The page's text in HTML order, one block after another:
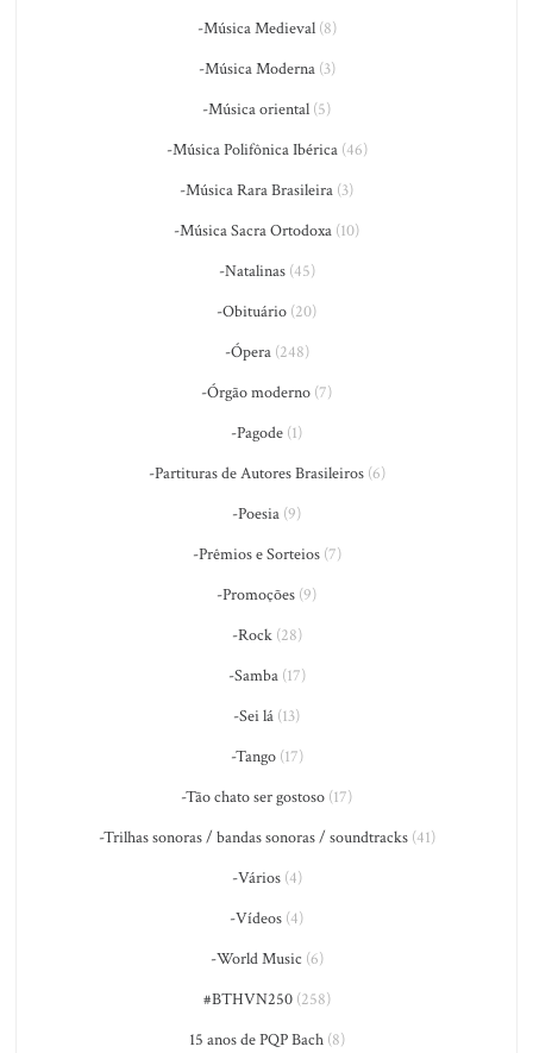
-Música Medieval(8)
-Música Moderna(3)
-Música oriental (5)
-Música Polifônica Ibérica(46)
-Música Rara Brasileira (3)
-Música Sacra Ortodoxa (10)
-Natalinas(45)
-Obituário (20)
-Ópera(248)
-Órgão moderno (7)
-Pagode (1)
-Partituras de Autores Brasileiros(6)
-Poesia (9)
-Prêmios e Sorteios(7)
-Promoções (9)
-Rock(28)
-Samba(17)
-Sei lá (13)
-Tango(17)
-Tão chato ser gostoso (17)
-Trilhas sonoras / bandas sonoras / soundtracks(41)
-Vários(4)
-Vídeos (4)
-World Music (6)
#BTHVN250(258)
15 anos de PQP Bach(8)